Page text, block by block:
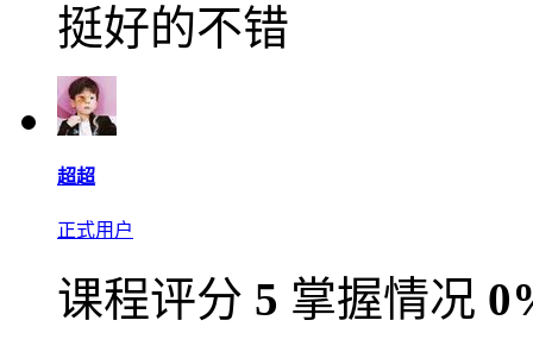
挺好的不错
超超
正式用户
课程评分 5 掌握情况